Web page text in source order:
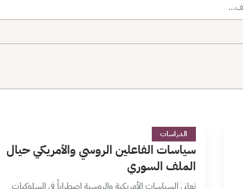
س1 دقائق
الدراسات
سياسات الفاعلين الروسي والأمريكي حيال
الملف السوري
تعاني السياسات الأمريكية والروسية اضطراباً في السلوكيات